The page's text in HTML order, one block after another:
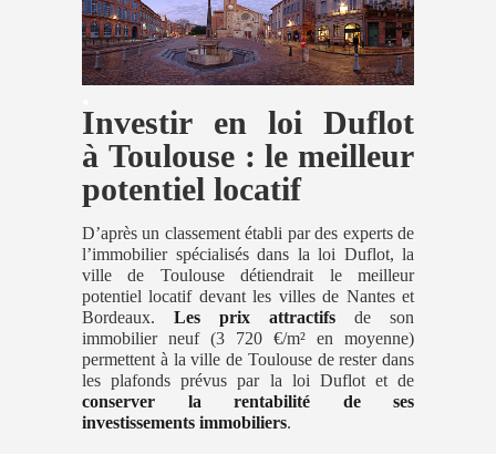
Investir en loi Duflot
à Toulouse : le meilleur
potentiel locatif
D’après un classement établi par des experts de
l’immobilier spécialisés dans la loi Duflot, la
ville de Toulouse détiendrait le meilleur
potentiel locatif devant les villes de Nantes et
Bordeaux. Les prix attractifs de son
immobilier neuf (3 720 €/m² en moyenne)
permettent à la ville de Toulouse de rester dans
les plafonds prévus par la loi Duflot et de
conserver la rentabilité de ses
investissements immobiliers.